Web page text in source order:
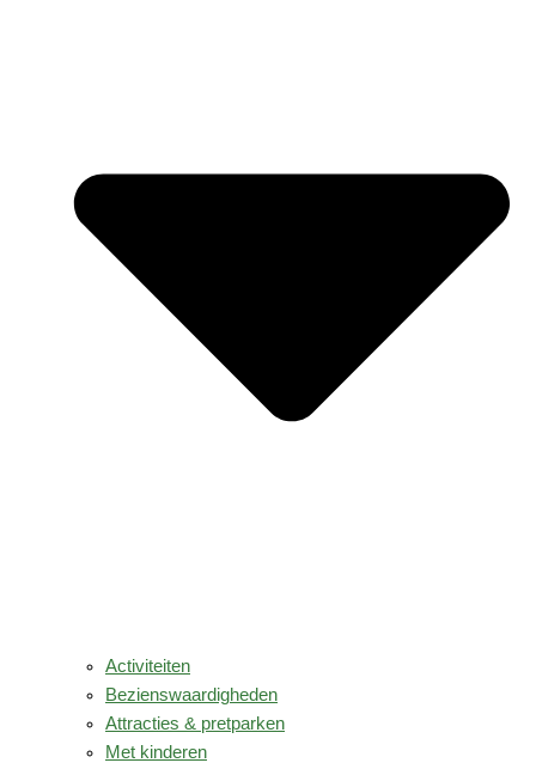
Activiteiten
Bezienswaardigheden
Attracties & pretparken
Met kinderen